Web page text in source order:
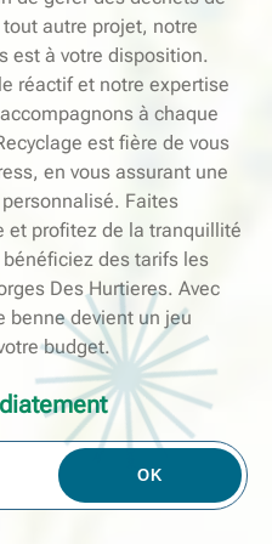
autre projet, notre
est à votre disposition.
réactif et notre expertise
à chaque
est fière de vous
en vous assurant une
Faites
et profitez de la tranquillité
des tarifs les
Des Hurtieres. Avec
benne devient un jeu
budget.